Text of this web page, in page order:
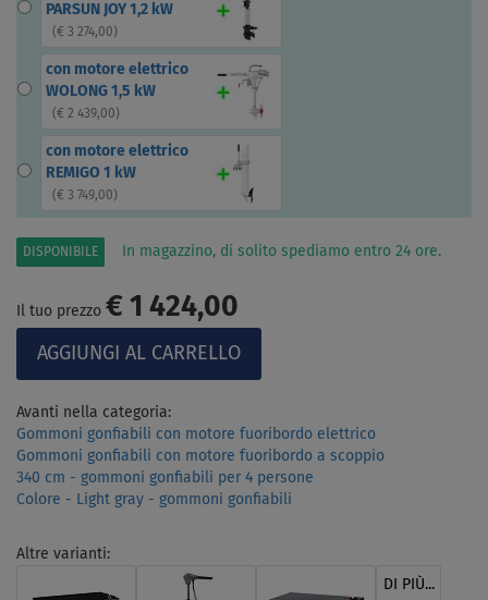
PARSUN JOY 1,2 kW
( € 3 274,00)
con motore elettrico
WOLONG 1,5 kW
( € 2 439,00)
con motore elettrico
REMIGO 1 kW
( € 3 749,00)
DISPONIBILE In magazzino, di solito spediamo entro 24 ore.
Il tuo prezzo € 1 424,00
Avanti nella categoria:
Gommoni gonfiabili con motore fuoribordo elettrico
Gommoni gonfiabili con motore fuoribordo a scoppio
340 cm - gommoni gonfiabili per 4 persone
Colore - Light gray - gommoni gonfiabili
Altre varianti:
DI PIÙ...